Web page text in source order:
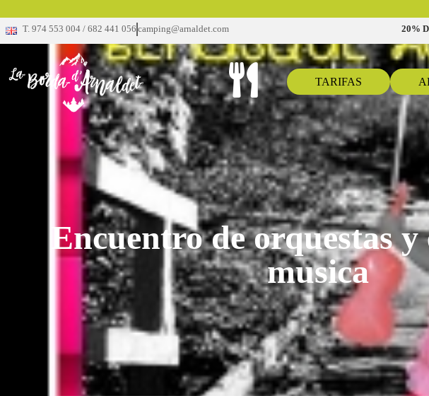
T. 974 553 004 / 682 441 056 camping@arnaldet.com 20%
TARIFAS
Encuentro de orquestas y
musica